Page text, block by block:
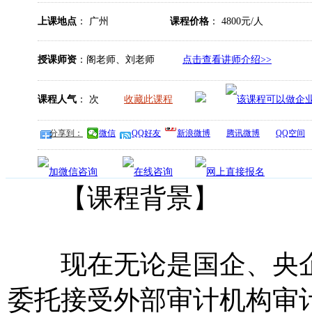
上课地点 ： 广州 课程价格 ： 4800元/人
授课师资 ：阁老师、刘老师 点击查看讲师介绍>>
课程人气 ： 次 收藏此课程
分享到： 微信 QQ好友 新浪微博 腾讯微博 QQ空间
【课程背景】
现在无论是国企、央
委托接受外部审计机构审